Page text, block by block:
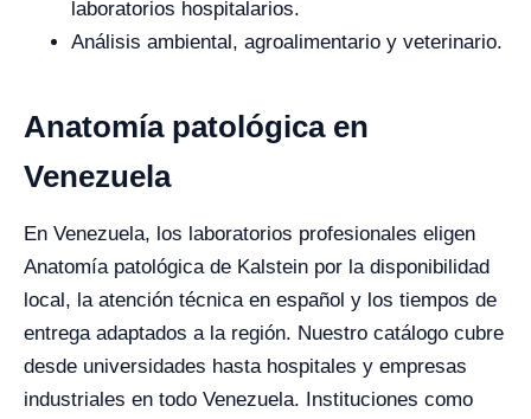
laboratorios hospitalarios.
Análisis ambiental, agroalimentario y veterinario.
Anatomía patológica en
Venezuela
En Venezuela, los laboratorios profesionales eligen
Anatomía patológica de Kalstein por la disponibilidad
local, la atención técnica en español y los tiempos de
entrega adaptados a la región. Nuestro catálogo cubre
desde universidades hasta hospitales y empresas
industriales en todo Venezuela. Instituciones como